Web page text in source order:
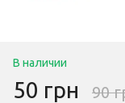
В наличии
50 грн 90